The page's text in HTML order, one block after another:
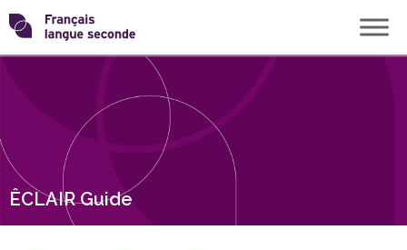
Skip
to
content
Transformons
langue
ÊCLAIR Guide